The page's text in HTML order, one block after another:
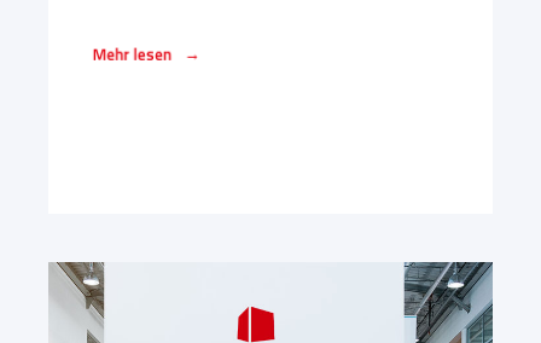
Mehr lesen →